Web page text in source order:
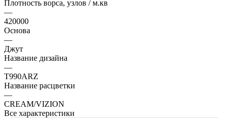
Плотность ворса, узлов / м.кв
—
420000
Основа
—
Джут
Название дизайна
—
T990ARZ
Название расцветки
—
CREAM/VIZION
Все характеристики